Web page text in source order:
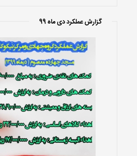
گزارش عملکرد دی ماه 99